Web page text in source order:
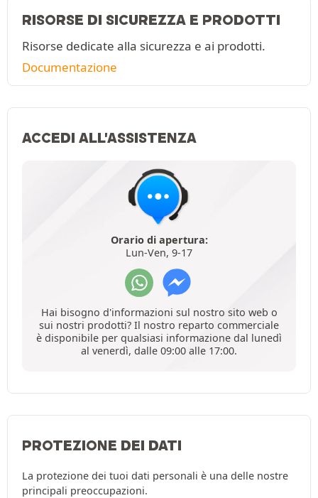
RISORSE DI SICUREZZA E PRODOTTI
Risorse dedicate alla sicurezza e ai prodotti.
Documentazione
ACCEDI ALL'ASSISTENZA
Orario di apertura:
Lun-Ven, 9-17
Hai bisogno d'informazioni sul nostro sito web o
sui nostri prodotti? Il nostro reparto commerciale
è disponibile per qualsiasi informazione dal lunedì
al venerdì, dalle 09:00 alle 17:00.
PROTEZIONE DEI DATI
La protezione dei tuoi dati personali è una delle nostre
principali preoccupazioni.